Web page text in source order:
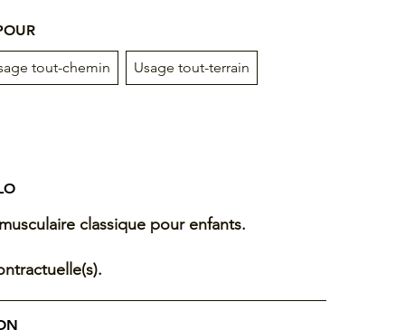
tout-chemin Usage tout-terrain
classique pour enfants.